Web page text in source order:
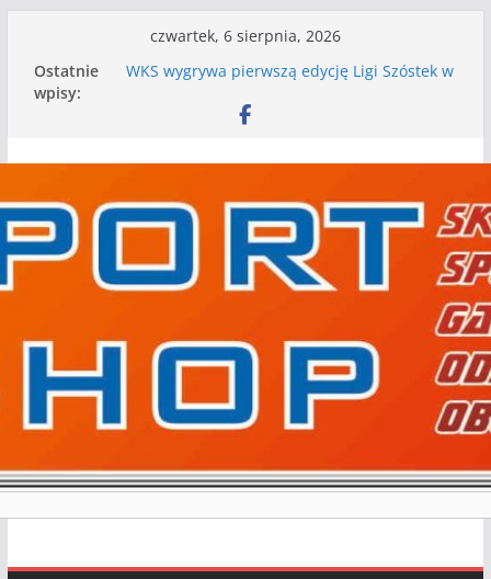
treści
czwartek, 6 sierpnia, 2026
Ostatnie
wpisy:
WKS wygrywa pierwszą edycję Ligi Szóstek w
I mamy kolejne gry kontrolne, piłkarskie
Mecz o wygraną w I Edycji Lidze Szóstek Piłki
Nasze piłkarskie zespoły w toku przygotowań
do sezonu. Kolejne gry kontrolne przed nimi
Kolejne gry kontrolne naszych piłkarskich
zespołów za nami